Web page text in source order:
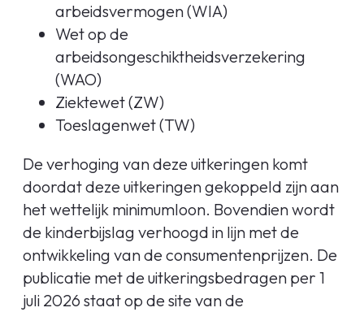
arbeidsvermogen (WIA)
Wet op de
arbeidsongeschiktheidsverzekering
(WAO)
Ziektewet (ZW)
Toeslagenwet (TW)
De verhoging van deze uitkeringen komt
doordat deze uitkeringen gekoppeld zijn aan
het wettelijk minimumloon. Bovendien wordt
de kinderbijslag verhoogd in lijn met de
ontwikkeling van de consumentenprijzen. De
publicatie met de uitkeringsbedragen per 1
juli 2026 staat op de site van de